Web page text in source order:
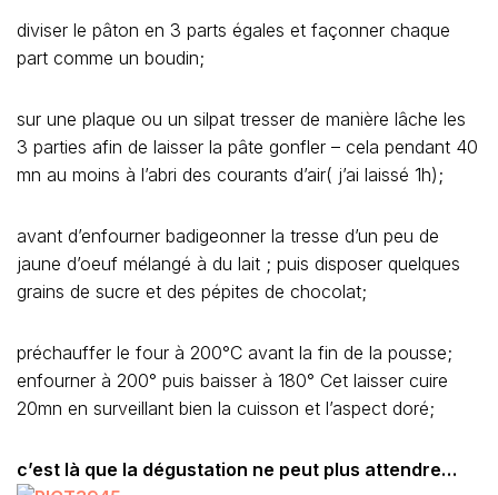
diviser le pâton en 3 parts égales et façonner chaque
part comme un boudin;
sur une plaque ou un silpat tresser de manière lâche les
3 parties afin de laisser la pâte gonfler – cela pendant 40
mn au moins à l’abri des courants d’air( j’ai laissé 1h);
avant d’enfourner badigeonner la tresse d’un peu de
jaune d’oeuf mélangé à du lait ; puis disposer quelques
grains de sucre et des pépites de chocolat;
préchauffer le four à 200°C avant la fin de la pousse;
enfourner à 200° puis baisser à 180° Cet laisser cuire
20mn en surveillant bien la cuisson et l’aspect doré;
c’est là que la dégustation ne peut plus attendre…